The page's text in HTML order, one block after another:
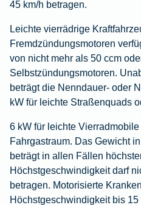
45 km/h betragen.
Leichte vierrädrige
Fremdzündungsmotoren
von nicht mehr als 50 ccm
Selbstzündungsmotoren.
beträgt die Nenndauer- oder
kW für leichte Straßenquads
6 kW für leichte
Fahrgastraum. Das Gewicht
beträgt in allen Fällen
Höchstgeschwindigkeit darf
betragen. Motorisierte
Höchstgeschwindigkeit bis 15